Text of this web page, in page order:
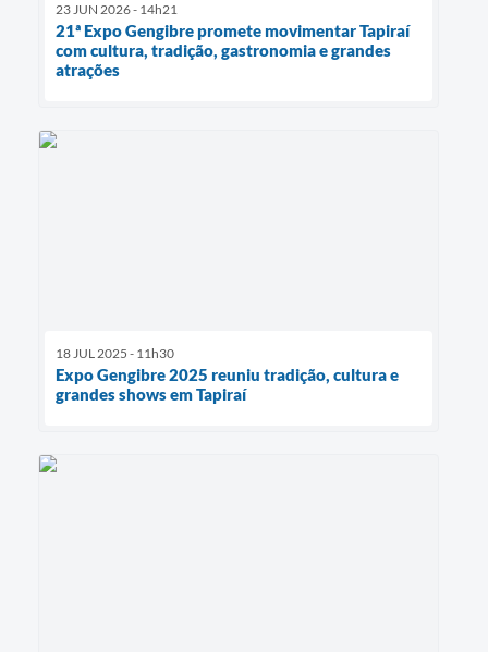
23 JUN 2026 - 14h21
21ª Expo Gengibre promete movimentar Tapiraí
com cultura, tradição, gastronomia e grandes
atrações
18 JUL 2025 - 11h30
Expo Gengibre 2025 reuniu tradição, cultura e
grandes shows em Tapiraí